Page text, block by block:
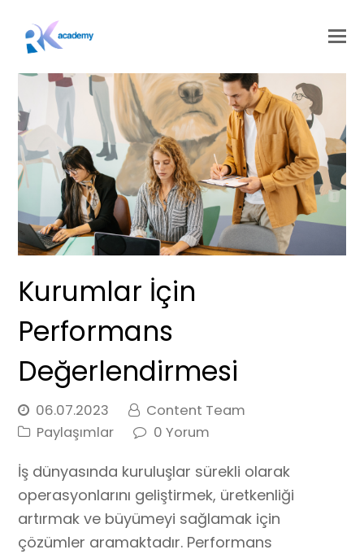
Kurumlar İçin
Performans
Değerlendirmesi
06.07.2023
Content Team
Paylaşımlar
0 Yorum
İş dünyasında kuruluşlar sürekli olarak
operasyonlarını geliştirmek, üretkenliği
artırmak ve büyümeyi sağlamak için
çözümler aramaktadır. Performans